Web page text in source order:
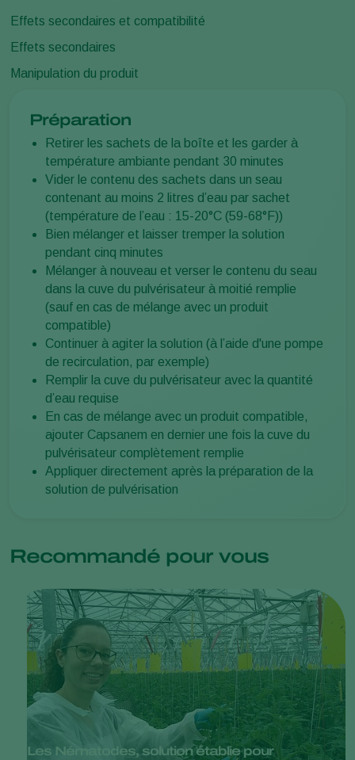
Effets secondaires et compatibilité
Effets secondaires
Manipulation du produit
Préparation
Retirer les sachets de la boîte et les garder à
température ambiante pendant 30 minutes
Vider le contenu des sachets dans un seau
contenant au moins 2 litres d’eau par sachet
(température de l’eau : 15-20°C (59-68°F))
Bien mélanger et laisser tremper la solution
pendant cinq minutes
Mélanger à nouveau et verser le contenu du seau
dans la cuve du pulvérisateur à moitié remplie
(sauf en cas de mélange avec un produit
compatible)
Continuer à agiter la solution (à l’aide d'une pompe
de recirculation, par exemple)
Remplir la cuve du pulvérisateur avec la quantité
d’eau requise
En cas de mélange avec un produit compatible,
ajouter Capsanem en dernier une fois la cuve du
pulvérisateur complètement remplie
Appliquer directement après la préparation de la
solution de pulvérisation
Recommandé pour vous
Les Nématodes, solution établie pour